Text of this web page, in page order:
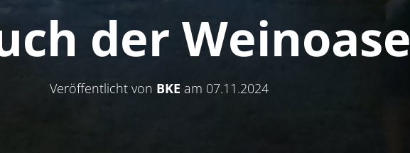
der Weinoase
Veröffentlicht von BKE am 07.11.2024